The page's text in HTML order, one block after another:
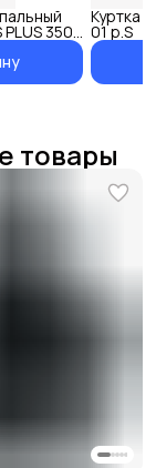
350
Куртка
01 р.S
товары